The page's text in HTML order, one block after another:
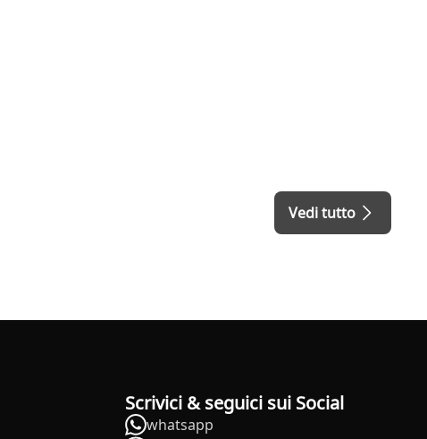
Vedi tutto
Scrivici & seguici sui Social
whatsapp